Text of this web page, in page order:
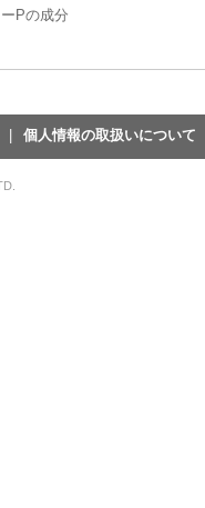
Pの成分
個人情報の取扱いについて